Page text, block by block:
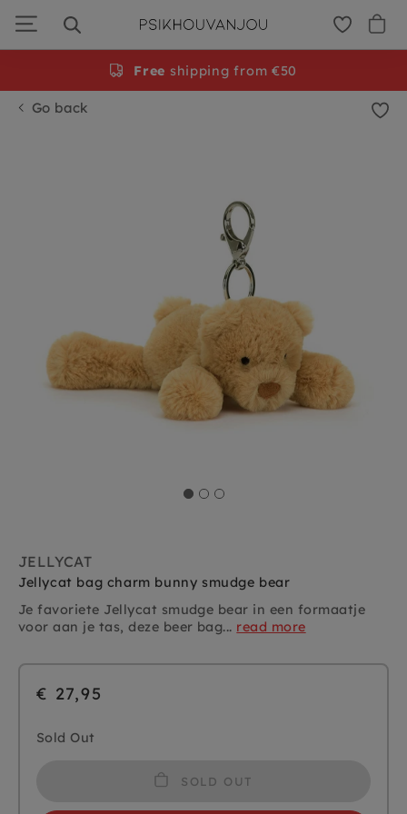
navigation
Go back
JELLYCAT
Jellycat bag charm bunny smudge bear
Je favoriete Jellycat smudge bear in een formaatje
voor aan je tas, deze beer bag... read more
€ 27,95
Sold Out
SOLD OUT
Free shipping from €50